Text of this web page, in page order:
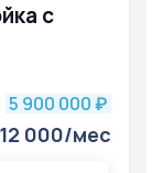
с
5 900 000 ₽
000/мес